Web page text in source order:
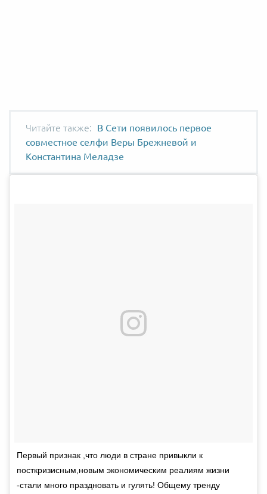
В Сети появилось первое
совместное селфи Веры Брежневой и
Константина Меладзе
Первый признак ,что люди в стране привыкли к
посткризисным,новым экономическим реалиям жизни
-стали много праздновать и гулять! Общему тренду